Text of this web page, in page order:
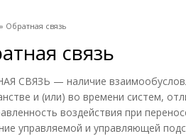
» Обратная связь
связь
СВЯЗЬ — наличие
и (или) во времени систем,
воздействия при
управляемой и управляющей